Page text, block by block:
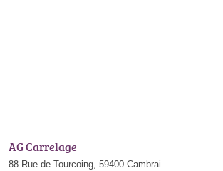
AG Carrelage
88 Rue de Tourcoing, 59400 Cambrai